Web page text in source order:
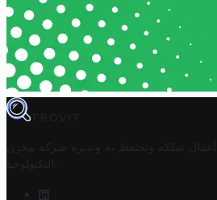
TROVIT
تملكه وتحتفظ به وتديره
شركة مخزن
التكنولوجيا